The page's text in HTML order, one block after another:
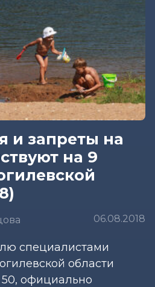
и запреты на
на 9
06.08.2018
специалистами
области
официально